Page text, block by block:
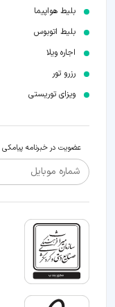
بلیط هواپیما
بلیط اتوبوس
اجاره ویلا
رزرو تور
ویزای توریستی
عضویت در خبرنامه پیامکی
شماره موبایل